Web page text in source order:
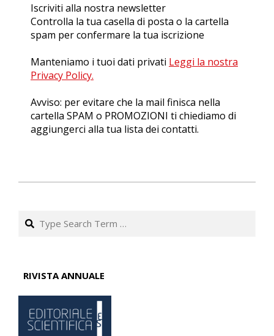
Iscriviti alla nostra newsletter
Controlla la tua casella di posta o la cartella
spam per confermare la tua iscrizione
Manteniamo i tuoi dati privati Leggi la nostra
Privacy Policy.
Avviso: per evitare che la mail finisca nella
cartella SPAM o PROMOZIONI ti chiediamo di
aggiungerci alla tua lista dei contatti.
03
Search
RIVISTA ANNUALE